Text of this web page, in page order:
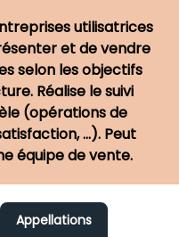
utilisatrices
et de vendre
selon les objectifs
Réalise le suivi
(opérations de
...). Peut
équipe de vente.
Appellations